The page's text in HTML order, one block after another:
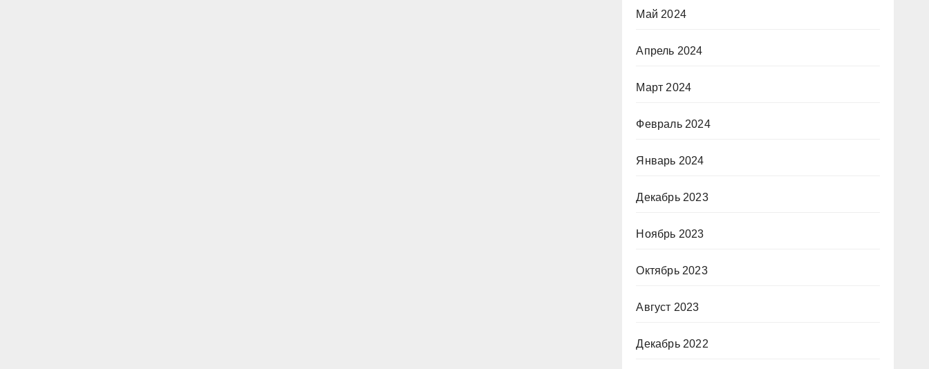
Май 2024
Апрель 2024
Март 2024
Февраль 2024
Январь 2024
Декабрь 2023
Ноябрь 2023
Октябрь 2023
Август 2023
Декабрь 2022